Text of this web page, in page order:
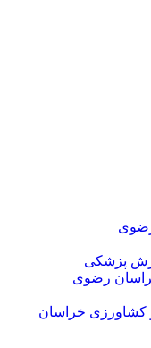
پزشکی
رضوی
و کشاورزی خراسان